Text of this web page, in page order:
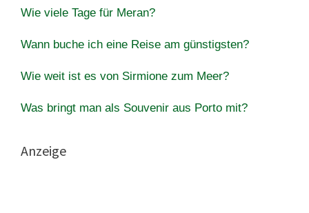
Wie viele Tage für Meran?
Wann buche ich eine Reise am günstigsten?
Wie weit ist es von Sirmione zum Meer?
Was bringt man als Souvenir aus Porto mit?
Anzeige